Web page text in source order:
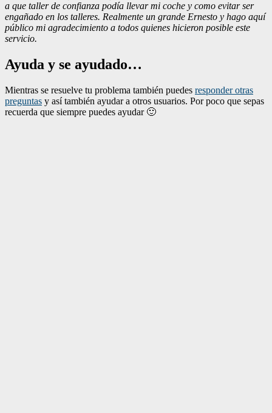
a que taller de confianza podía llevar mi coche y como evitar ser
engañado en los talleres. Realmente un grande Ernesto y hago aquí
público mi agradecimiento a todos quienes hicieron posible este
servicio.
Ayuda y se ayudado…
Mientras se resuelve tu problema también puedes responder otras
preguntas y así también ayudar a otros usuarios. Por poco que sepas
recuerda que siempre puedes ayudar 🙂